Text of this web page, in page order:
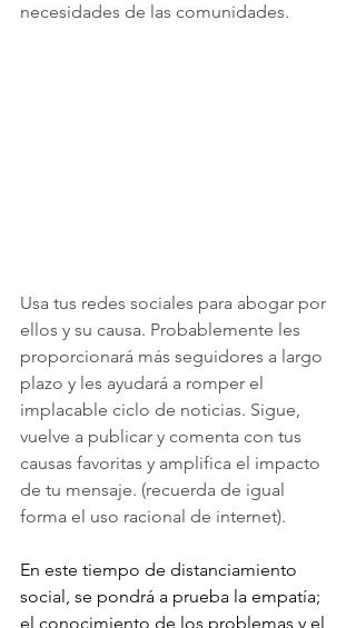
necesidades de las comunidades.
Usa tus redes sociales para abogar por
ellos y su causa. Probablemente les
proporcionará más seguidores a largo
plazo y les ayudará a romper el
implacable ciclo de noticias. Sigue,
vuelve a publicar y comenta con tus
causas favoritas y amplifica el impacto
de tu mensaje. (recuerda de igual
forma el uso racional de internet).
En este tiempo de distanciamiento
social, se pondrá a prueba la empatía;
el conocimiento de los problemas y el